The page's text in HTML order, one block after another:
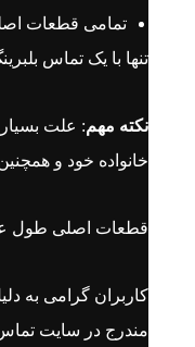
تمامی قطعات
تنها با یک تماس بلبرینگ چرخ جلو آریزو ۵
نکته مهم: علت
خانواده خود و
قطعات اصلی طول
کاربران گرامی به
مندرج در سایت